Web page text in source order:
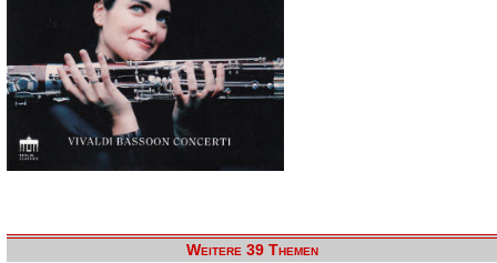
Weitere 39 Themen